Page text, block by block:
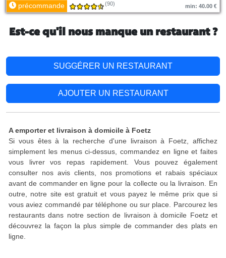
précommande (90) min: 40.00 €
Est-ce qu'il nous manque un restaurant ?
SUGGÉRER UN RESTAURANT
AJOUTER UN RESTAURANT
A emporter et livraison à domicile à Foetz
Si vous êtes à la recherche d'une livraison à Foetz, affichez
simplement les menus ci-dessus, commandez en ligne et faites
vous livrer vos repas rapidement. Vous pouvez également
consulter nos avis clients, nos promotions et rabais spéciaux
avant de commander en ligne pour la collecte ou la livraison. En
outre, notre site est gratuit et vous payez le même prix que si
vous aviez commandé par téléphone ou sur place. Parcourez les
restaurants dans notre section de livraison à domicile Foetz et
découvrez la façon la plus simple de commander des plats en
ligne.